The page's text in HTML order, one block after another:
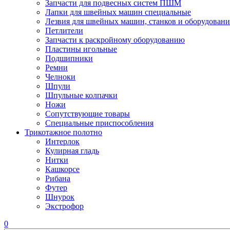
Запчасти для подвесных систем ПШМ
Лапки для швейных машин специальные
Лезвия для швейных машин, станков и
Петлители
Запчасти к раскройному оборудованию
Пластины игольные
Подшипники
Ремни
Челноки
Шпули
Шпульные колпачки
Ножи
Сопутствующие товары
Специальные приспособления
Трикотажное полотно
Интерлок
Кулирная гладь
Нитки
Кашкорсе
Рибана
Футер
Шнурок
Экстрофор
0